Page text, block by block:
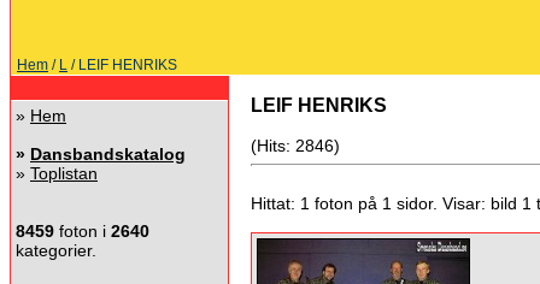
Hem / L / LEIF HENRIKS
» Hem
» Dansbandskatalog
» Toplistan
8459 foton i 2640
kategorier.
LEIF HENRIKS
(Hits: 2846)
Hittat: 1 foton på 1 sidor. Visar: bild 1